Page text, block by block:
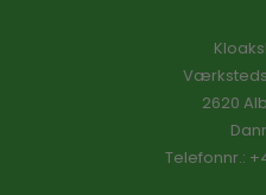
2620
Telefonnr.: